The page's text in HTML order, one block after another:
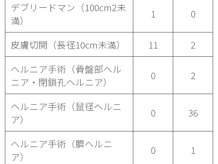
デブリードマン（100cm2未
満）
1 0
皮膚切開（長径10cm未満） 11
2
ヘルニア手術（骨盤部ヘル
ニア・閉鎖孔ヘルニア）
0 2
ヘルニア手術（鼠径ヘルニ
ア）
0 36
ヘルニア手術（臍ヘルニ
ア）
0 1